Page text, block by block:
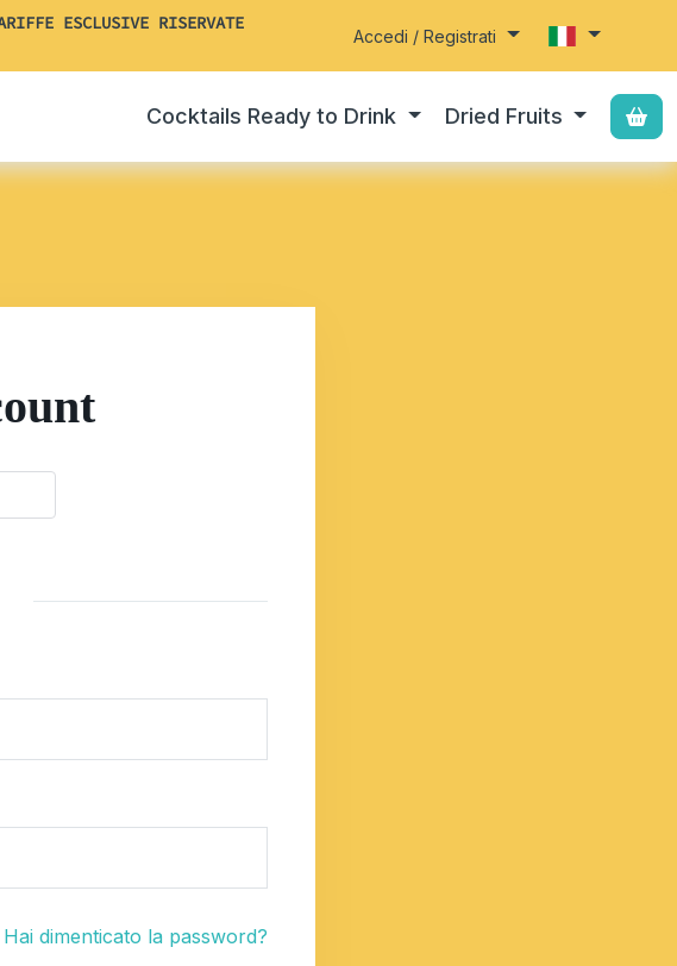
ESCLUSIVE RISERVATE
Accedi / Registrati
Cocktails Ready to Drink Dried Fruits
Hai dimenticato la password?